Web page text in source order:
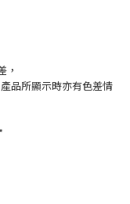
，
品所顯示時亦有色差情